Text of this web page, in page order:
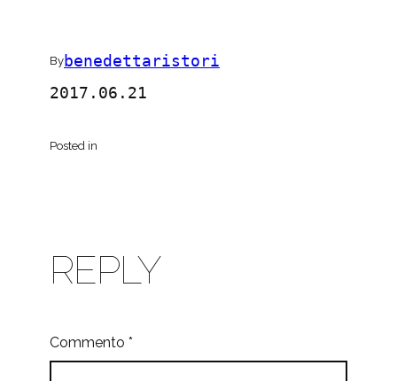
By benedettaristori
2017.06.21
Posted in
REPLY
Commento *